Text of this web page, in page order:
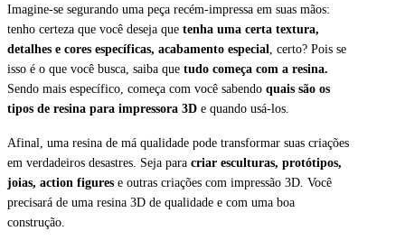
Imagine-se segurando uma peça recém-impressa em suas mãos:
tenho certeza que você deseja que tenha uma certa textura,
detalhes e cores específicas, acabamento especial
, certo? Pois se
isso é o que você busca, saiba que tudo começa com a resina.
Sendo mais específico, começa com você sabendo quais são os
tipos de resina para impressora 3D e quando usá-los.
Afinal, uma resina de má qualidade pode transformar suas criações
em verdadeiros desastres. Seja para criar esculturas, protótipos,
joias, action figures e outras criações com impressão 3D. Você
precisará de uma resina 3D de qualidade e com uma boa
construção.